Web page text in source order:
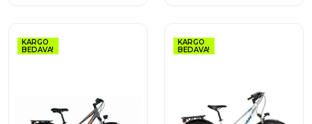
KARGO
BEDAVA!
KARGO
BEDAVA!